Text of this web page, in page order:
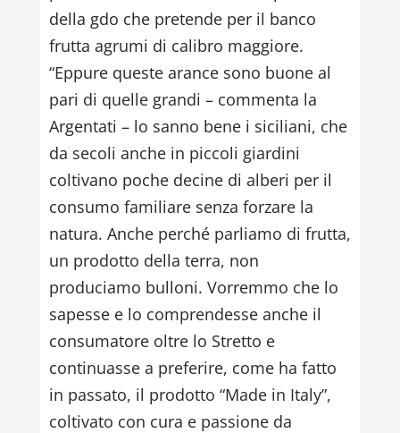
della gdo che pretende per il banco
frutta agrumi di calibro maggiore.
“Eppure queste arance sono buone al
pari di quelle grandi – commenta la
Argentati – lo sanno bene i siciliani, che
da secoli anche in piccoli giardini
coltivano poche decine di alberi per il
consumo familiare senza forzare la
natura. Anche perché parliamo di frutta,
un prodotto della terra, non
produciamo bulloni. Vorremmo che lo
sapesse e lo comprendesse anche il
consumatore oltre lo Stretto e
continuasse a preferire, come ha fatto
in passato, il prodotto “Made in Italy”,
coltivato con cura e passione da